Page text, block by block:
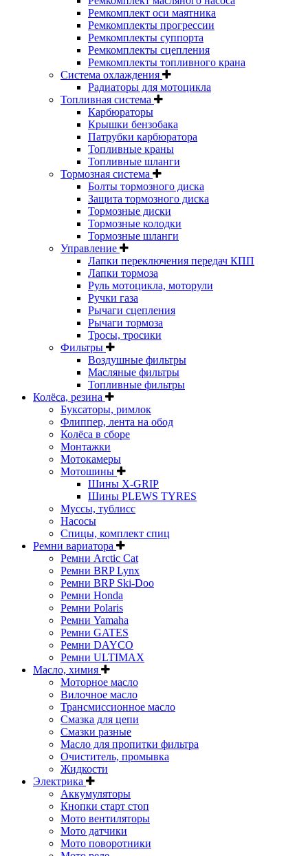
Ремкомплект оси маятника
Ремкомплекты прогрессии
Ремкомплекты суппорта
Ремкомплекты сцепления
Ремкомплекты топливного крана
Система охлаждения
Радиаторы для мотоцикла
Топливная система
Карбюраторы
Крышки бензобака
Патрубки карбюратора
Топливные краны
Топливные шланги
Тормозная система
Болты тормозного диска
Защита тормозного диска
Тормозные диски
Тормозные колодки
Тормозные шланги
Управление
Лапки переключения передач КПП
Лапки тормоза
Руль мотоцикла, моторули
Ручки газа
Рычаги сцепления
Рычаги тормоза
Тросы, тросики
Фильтры
Воздушные фильтры
Масляные фильтры
Топливные фильтры
Колёса, резина
Буксаторы, римлок
Флиппер, лента на обод
Колёса в сборе
Монтажки
Мотокамеры
Мотошины
Шины X-GRIP
Шины PLEWS TYRES
Муссы, тублисс
Насосы
Спицы, комплект спиц
Ремни вариатора
Ремни Arctic Cat
Ремни BRP Lynx
Ремни BRP Ski-Doo
Ремни Honda
Ремни Polaris
Ремни Yamaha
Ремни GATES
Ремни DAYCO
Ремни ULTIMAX
Масло, химия
Моторное масло
Вилочное масло
Трансмиссионное масло
Смазка для цепи
Смазки разные
Масло для пропитки фильтра
Очиститель, промывка
Жидкости
Электрика
Аккумуляторы
Кнопки старт стоп
Мото вентиляторы
Мото датчики
Мото поворотники